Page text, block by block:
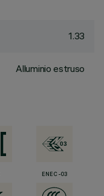
1.33
Alluminio estruso
ENEC-03